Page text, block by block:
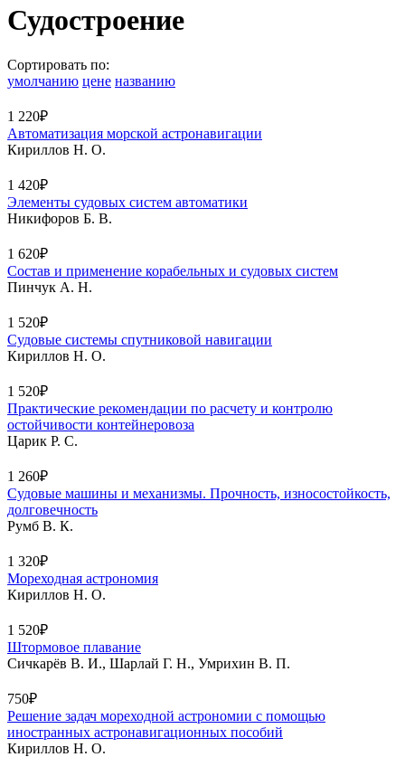
Судостроение
Сортировать по:
умолчанию цене названию
1 220₽
Автоматизация морской астронавигации
Кириллов Н. О.
1 420₽
Элементы судовых систем автоматики
Никифоров Б. В.
1 620₽
Состав и применение корабельных и судовых систем
Пинчук А. Н.
1 520₽
Судовые системы спутниковой навигации
Кириллов Н. О.
1 520₽
Практические рекомендации по расчету и контролю
остойчивости контейнеровоза
Царик Р. С.
1 260₽
Судовые машины и механизмы. Прочность, износостойкость,
долговечность
Румб В. К.
1 320₽
Мореходная астрономия
Кириллов Н. О.
1 520₽
Штормовое плавание
Сичкарёв В. И., Шарлай Г. Н., Умрихин В. П.
750₽
Решение задач мореходной астрономии с помощью
иностранных астронавигационных пособий
Кириллов Н. О.